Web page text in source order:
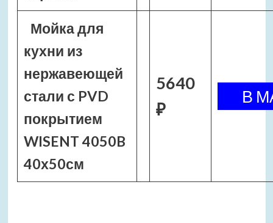
Мойка для
кухни из
нержавеющей
стали с PVD
покрытием
WISENT 4050B
40х50см
5640
₽